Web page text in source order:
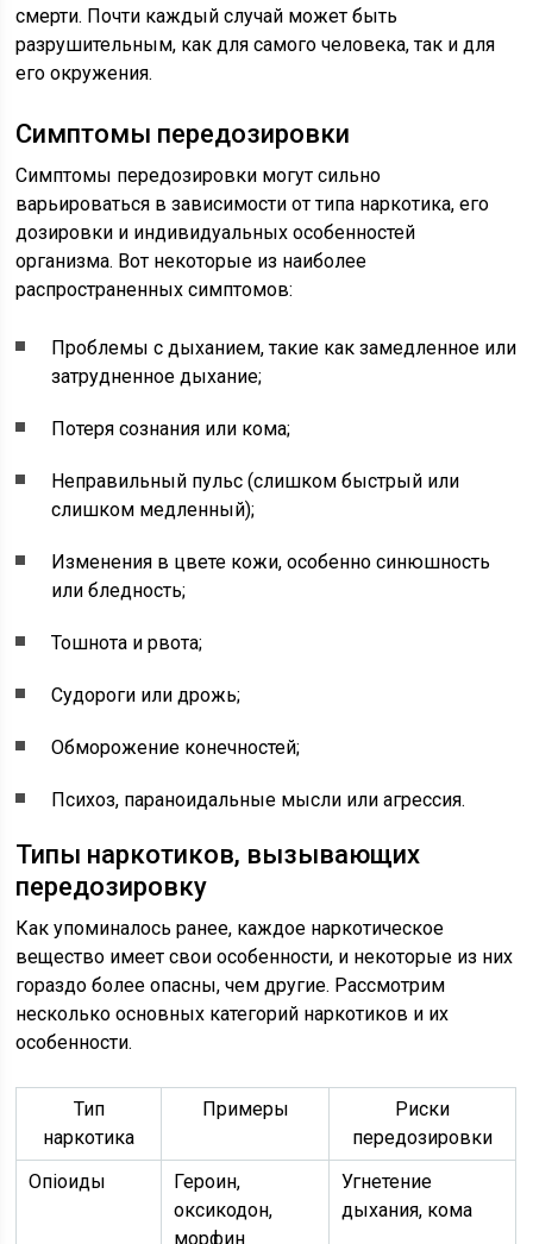
смерти. Почти каждый случай может быть
разрушительным, как для самого человека, так и для
его окружения.
Симптомы передозировки
Симптомы передозировки могут сильно
варьироваться в зависимости от типа наркотика, его
дозировки и индивидуальных особенностей
организма. Вот некоторые из наиболее
распространенных симптомов:
Проблемы с дыханием, такие как замедленное или
затрудненное дыхание;
Потеря сознания или кома;
Неправильный пульс (слишком быстрый или
слишком медленный);
Изменения в цвете кожи, особенно синюшность
или бледность;
Тошнота и рвота;
Судороги или дрожь;
Обморожение конечностей;
Психоз, параноидальные мысли или агрессия.
Типы наркотиков, вызывающих
передозировку
Как упоминалось ранее, каждое наркотическое
вещество имеет свои особенности, и некоторые из них
гораздо более опасны, чем другие. Рассмотрим
несколько основных категорий наркотиков и их
особенности.
Тип
наркотика
Примеры
Риски
передозировки
Опioиды
Героин,
оксикодон,
морфин
Угнетение
дыхания, кома